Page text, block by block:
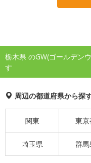
栃木県 のGW(ゴールデン
す
周辺の都道府県から探
関東 東
埼玉県 群馬